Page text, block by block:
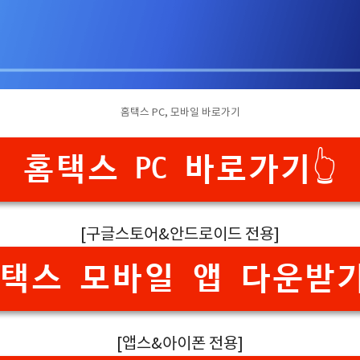
홈택스 PC, 모바일 바로가기
홈택스 PC 바로가기👆
[구글스토어&안드로이드 전용]
스 모바일 앱 다운받
[앱스&아이폰 전용]